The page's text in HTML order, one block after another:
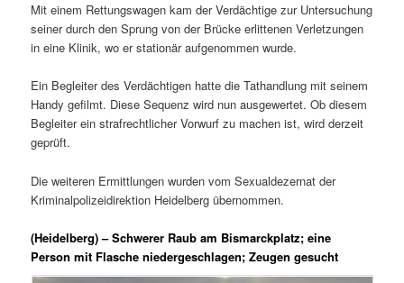
Mit einem Rettungswagen kam der Verdächtige zur Untersuchung
seiner durch den Sprung von der Brücke erlittenen Verletzungen
in eine Klinik, wo er stationär aufgenommen wurde.
Ein Begleiter des Verdächtigen hatte die Tathandlung mit seinem
Handy gefilmt. Diese Sequenz wird nun ausgewertet. Ob diesem
Begleiter ein strafrechtlicher Vorwurf zu machen ist, wird derzeit
geprüft.
Die weiteren Ermittlungen wurden vom Sexualdezernat der
Kriminalpolizeidirektion Heidelberg übernommen.
(Heidelberg) – Schwerer Raub am Bismarckplatz; eine
Person mit Flasche niedergeschlagen; Zeugen gesucht